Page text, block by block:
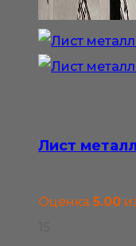
Лист
Оценка 5.00